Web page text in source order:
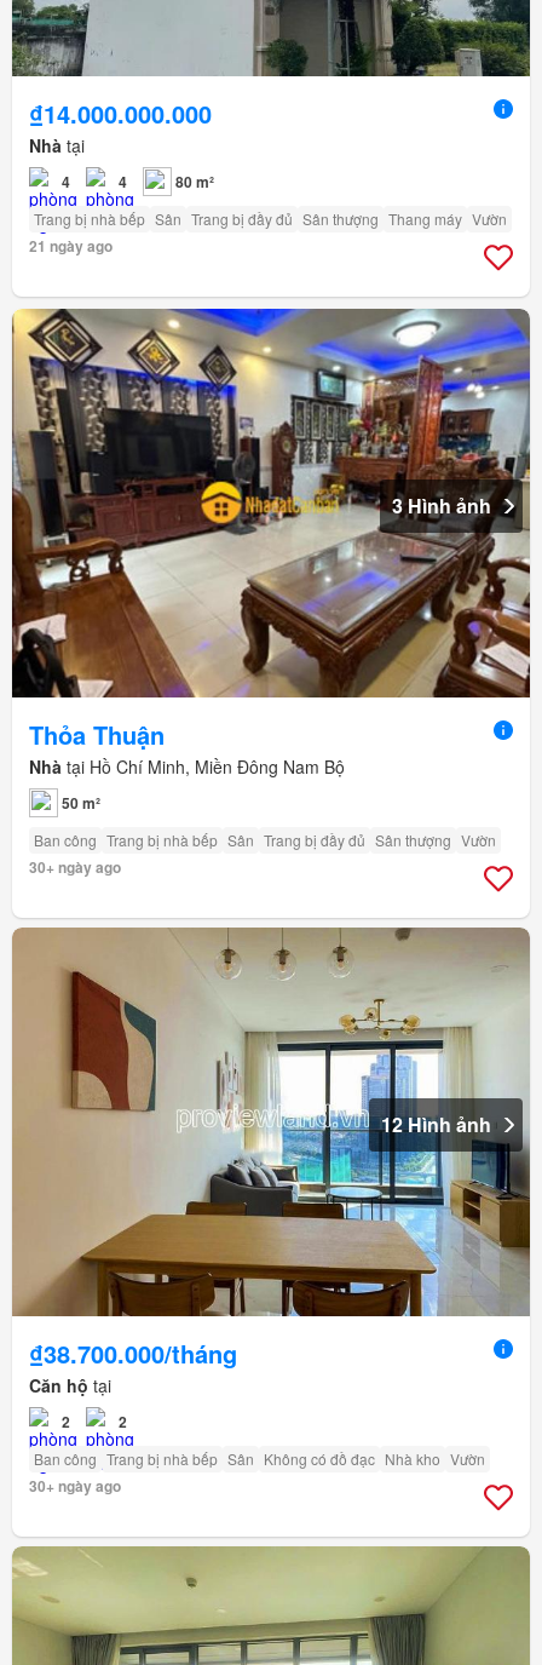
₫14.000.000.000
Nhà tại
4 4 80 m²
Trang bị nhà bếp Sân Trang bị đầy đủ Sân thượng Thang máy Vườn
21 ngày ago
3 Hình ảnh
Thỏa Thuận
Nhà tại Hồ Chí Minh, Miền Đông Nam Bộ
50 m²
Ban công Trang bị nhà bếp Sân Trang bị đầy đủ Sân thượng Vườn
30+ ngày ago
12 Hình ảnh
₫38.700.000/tháng
Căn hộ tại
2 2
Ban công Trang bị nhà bếp Sân Không có đồ đạc Nhà kho Vườn
30+ ngày ago